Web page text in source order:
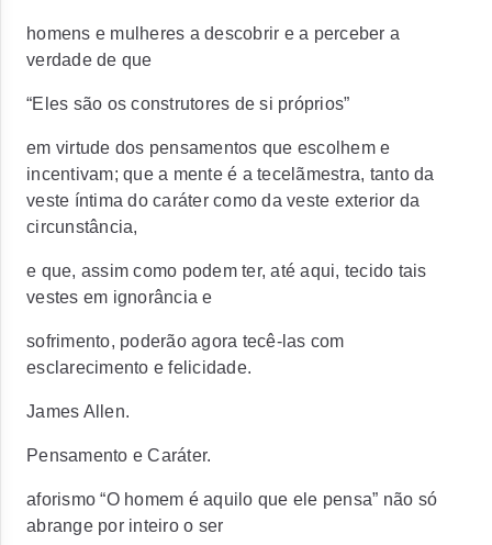
homens e mulheres a descobrir e a perceber a
verdade de que
“Eles são os construtores de si próprios”
em virtude dos pensamentos que escolhem e
incentivam; que a mente é a tecelãmestra, tanto da
veste íntima do caráter como da veste exterior da
circunstância,
e que, assim como podem ter, até aqui, tecido tais
vestes em ignorância e
sofrimento, poderão agora tecê-las com
esclarecimento e felicidade.
James Allen.
Pensamento e Caráter.
aforismo “O homem é aquilo que ele pensa” não só
abrange por inteiro o ser